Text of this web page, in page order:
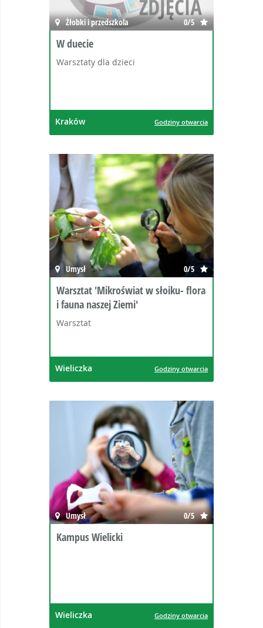
Żłobki i przedszkola 0/5
W duecie
Warsztaty dla dzieci
Kraków Godziny otwarcia
Umysł 0/5
Warsztat 'Mikroświat w słoiku- flora
i fauna naszej Ziemi'
Warsztat
Wieliczka Godziny otwarcia
Umysł 0/5
Kampus Wielicki
Wieliczka Godziny otwarcia